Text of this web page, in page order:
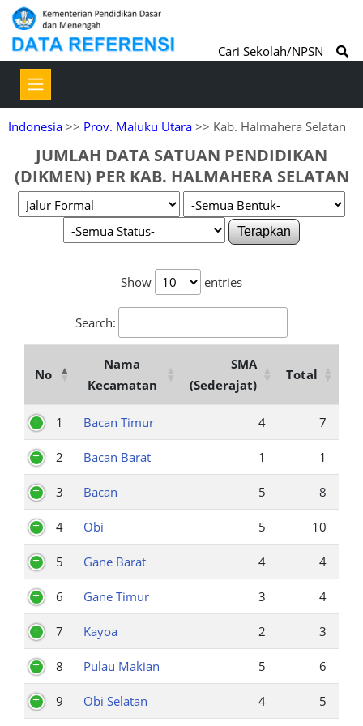
Cari Sekolah/NPSN
Indonesia >> Prov. Maluku Utara >> Kab. Halmahera Selatan
JUMLAH DATA SATUAN PENDIDIKAN
(DIKMEN) PER KAB. HALMAHERA SELATAN
Terapkan
Show entries
Search:
No
Nama
Kecamatan
SMA
(Sederajat)
Total
1 Bacan Timur 4 7
2 Bacan Barat 1 1
3 Bacan 5 8
4 Obi 5 10
5 Gane Barat 4 4
6 Gane Timur 3 4
7 Kayoa 2 3
8 Pulau Makian 5 6
9 Obi Selatan 4 5